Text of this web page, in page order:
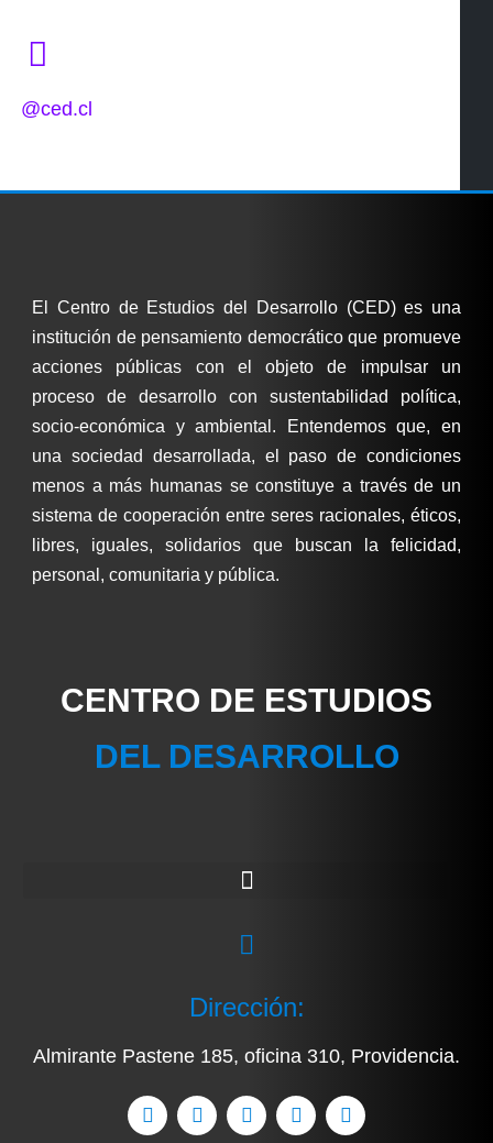
@ced.cl
El Centro de Estudios del Desarrollo (CED) es una
institución de pensamiento democrático que promueve
acciones públicas con el objeto de impulsar un
proceso de desarrollo con sustentabilidad política,
socio-económica y ambiental. Entendemos que, en
una sociedad desarrollada, el paso de condiciones
menos a más humanas se constituye a través de un
sistema de cooperación entre seres racionales, éticos,
libres, iguales, solidarios que buscan la felicidad,
personal, comunitaria y pública.
CENTRO DE ESTUDIOS
DEL DESARROLLO
Dirección:
Almirante Pastene 185, oficina 310, Providencia.